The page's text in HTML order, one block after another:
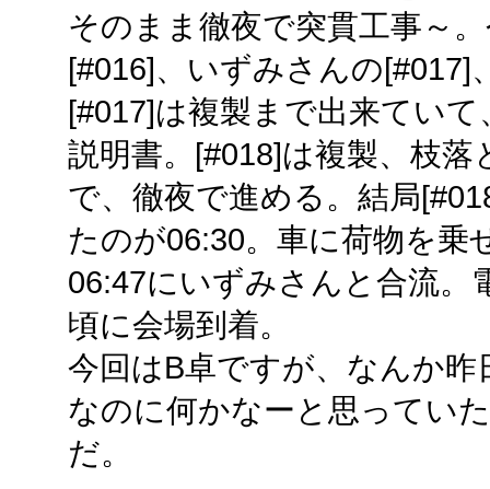
そのまま徹夜で突貫工事～
[#016]、いずみさんの[#017]
[#017]は複製まで出来てい
説明書。[#018]は複製、枝
で、徹夜で進める。結局
たのが06:30。車に荷物を乗
06:47にいずみさんと合流。
頃に会場到着。
今回はB卓ですが、なんか
なのに何かなーと思ってい
だ。